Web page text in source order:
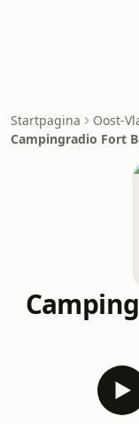
Startpagina Oost-
Campingradio Fort